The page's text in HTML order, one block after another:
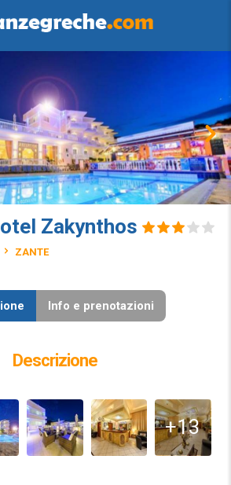
Zakynthos
ZANTE
Info e prenotazioni
Descrizione
+13